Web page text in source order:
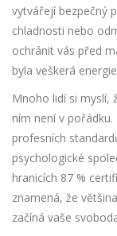
vytvářejí bezpečný
chladnosti nebo
ochránit vás před
byla veškerá
Mnoho lidí si myslí,
ním není v
profesních
psychologické
hranicích 87 %
znamená, že
začíná vaše